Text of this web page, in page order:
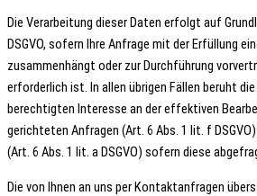
Die Verarbeitung dieser Daten erfolgt auf
DSGVO, sofern Ihre Anfrage mit der Erfüllung
zusammenhängt oder zur Durchführung
erforderlich ist. In allen übrigen Fällen beruht
berechtigten Interesse an der effektiven
gerichteten Anfragen (Art. 6 Abs. 1 lit. f
(Art. 6 Abs. 1 lit. a DSGVO) sofern diese
Die von Ihnen an uns per Kontaktanfragen